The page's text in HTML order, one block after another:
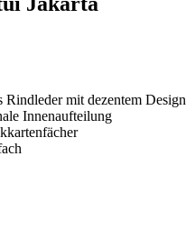
Rindleder mit dezentem Design
Innenaufteilung